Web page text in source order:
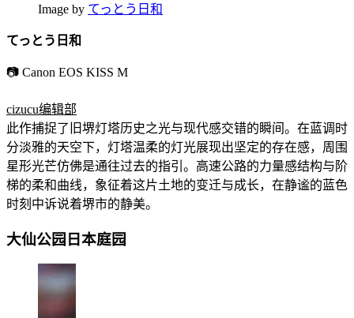
Image by てっとう日和
てっとう日和
📷 Canon EOS KISS M
cizucu编辑部
此作捕捉了旧堺灯塔历史之光与现代感交错的瞬间。在蓝调时
分淡雅的天空下，灯塔温柔的灯光展现出坚定的存在感，周围
星形光芒仿佛是通往过去的指引。高速公路的力量感结构与阶
梯的柔和曲线，象征着这片土地的变迁与成长，在静谧的蓝色
时刻中诉说着堺市的静美。
大仙公园日本庭园